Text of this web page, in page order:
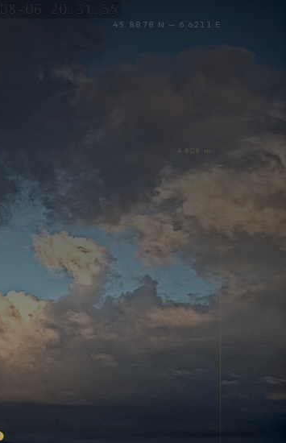
45.8878 N — 6.6211 E